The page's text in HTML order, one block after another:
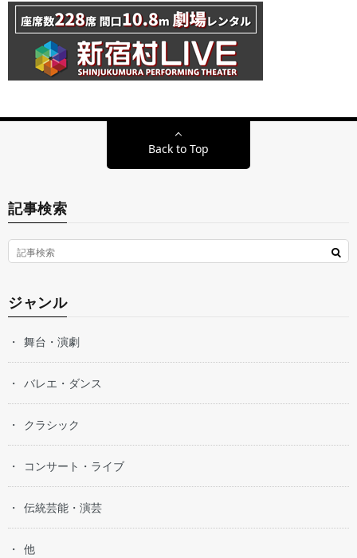
Back to Top
記事検索
ジャンル
舞台・演劇
バレエ・ダンス
クラシック
コンサート・ライブ
伝統芸能・演芸
他